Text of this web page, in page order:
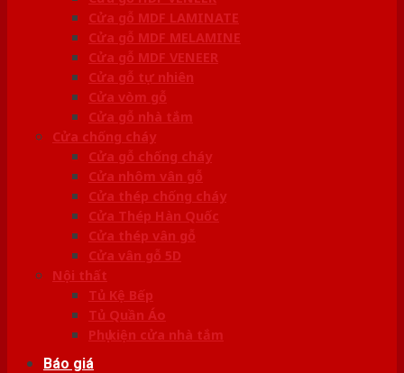
Cửa gỗ MDF LAMINATE
Cửa gỗ MDF MELAMINE
Cửa gỗ MDF VENEER
Cửa gỗ tự nhiên
Cửa vòm gỗ
Cửa gỗ nhà tắm
Cửa chống cháy
Cửa gỗ chống cháy
Cửa nhôm vân gỗ
Cửa thép chống cháy
Cửa Thép Hàn Quốc
Cửa thép vân gỗ
Cửa vân gỗ 5D
Nội thất
Tủ Kệ Bếp
Tủ Quần Áo
Phụ kiện cửa nhà tắm
Báo giá